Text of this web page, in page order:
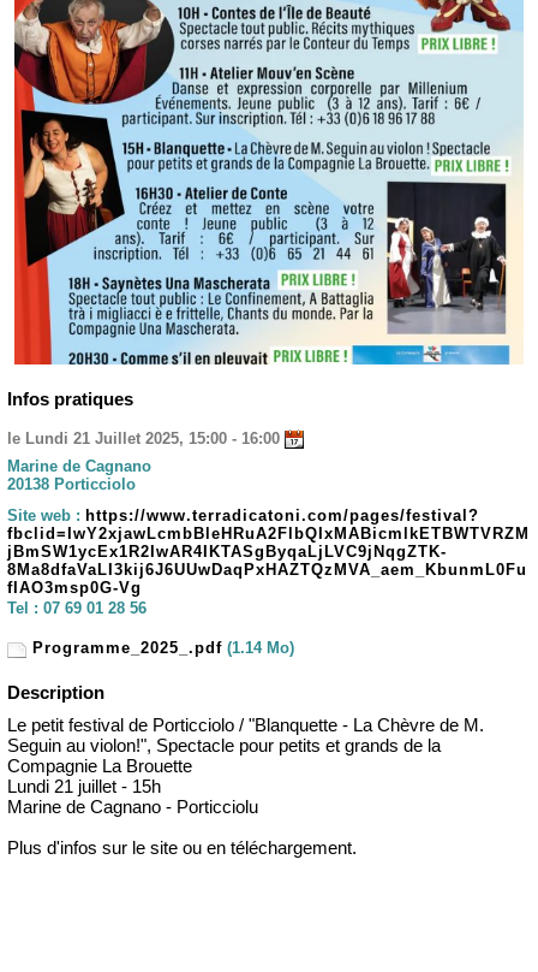
Infos pratiques
le Lundi 21 Juillet 2025, 15:00 - 16:00
Marine de Cagnano
20138 Porticciolo
Site web : https://www.terradicatoni.com/pages/festival?
fbclid=IwY2xjawLcmbBleHRuA2FlbQIxMABicmlkETBWTVRZM
jBmSW1ycEx1R2IwAR4IKTASgByqaLjLVC9jNqgZTK-
8Ma8dfaVaLI3kij6J6UUwDaqPxHAZTQzMVA_aem_KbunmL0Fu
fIAO3msp0G-Vg
Tel : 07 69 01 28 56
Programme_2025_.pdf (1.14 Mo)
Description
Le petit festival de Porticciolo / "Blanquette - La Chèvre de M.
Seguin au violon!", Spectacle pour petits et grands de la
Compagnie La Brouette
Lundi 21 juillet - 15h
Marine de Cagnano - Porticciolu
Plus d'infos sur le site ou en téléchargement.